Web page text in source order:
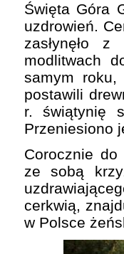
Święta Góra
uzdrowień.
zasłynęło
modlitwach
samym roku,
postawili
r. świątynię
Przeniesiono
Corocznie
ze sobą
cerkwią,
w Polsce